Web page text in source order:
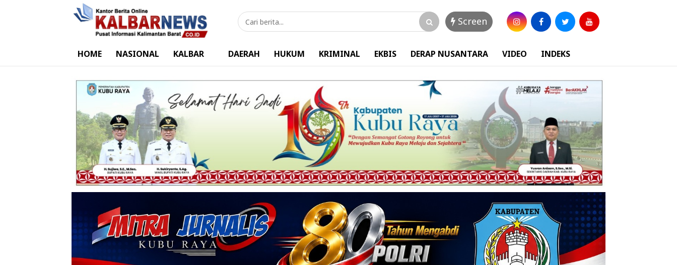
Screen
HOME NASIONAL KALBAR DAERAH HUKUM KRIMINAL EKBIS DERAP NUSANTARA VIDEO INDEKS